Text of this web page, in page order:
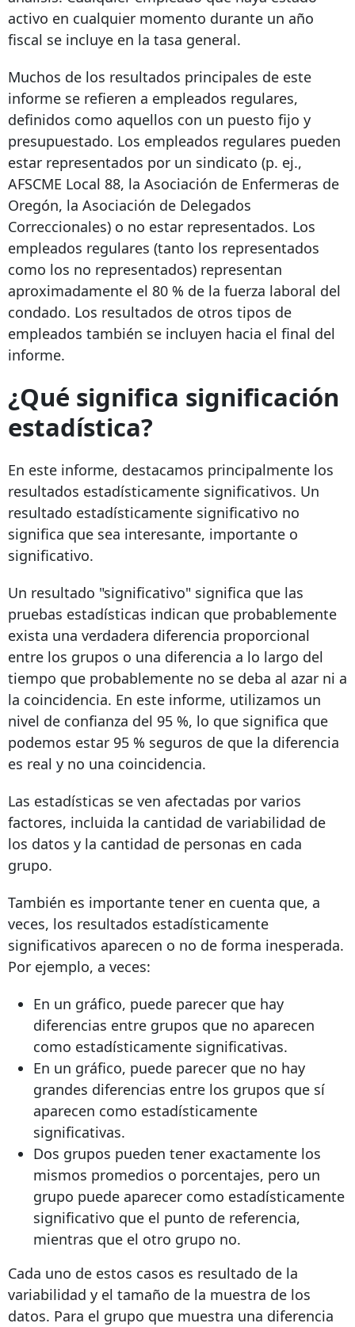
activo en cualquier momento durante un año
fiscal se incluye en la tasa general.
Muchos de los resultados principales de este
informe se refieren a empleados regulares,
definidos como aquellos con un puesto fijo y
presupuestado. Los empleados regulares pueden
estar representados por un sindicato (p. ej.,
AFSCME Local 88, la Asociación de Enfermeras de
Oregón, la Asociación de Delegados
Correccionales) o no estar representados. Los
empleados regulares (tanto los representados
como los no representados) representan
aproximadamente el 80 % de la fuerza laboral del
condado. Los resultados de otros tipos de
empleados también se incluyen hacia el final del
informe.
¿Qué significa significación
estadística?
En este informe, destacamos principalmente los
resultados estadísticamente significativos. Un
resultado estadísticamente significativo no
significa que sea interesante, importante o
significativo.
Un resultado "significativo" significa que las
pruebas estadísticas indican que probablemente
exista una verdadera diferencia proporcional
entre los grupos o una diferencia a lo largo del
tiempo que probablemente no se deba al azar ni a
la coincidencia. En este informe, utilizamos un
nivel de confianza del 95 %, lo que significa que
podemos estar 95 % seguros de que la diferencia
es real y no una coincidencia.
Las estadísticas se ven afectadas por varios
factores, incluida la cantidad de variabilidad de
los datos y la cantidad de personas en cada
grupo.
También es importante tener en cuenta que, a
veces, los resultados estadísticamente
significativos aparecen o no de forma inesperada.
Por ejemplo, a veces:
En un gráfico, puede parecer que hay
diferencias entre grupos que no aparecen
como estadísticamente significativas.
En un gráfico, puede parecer que no hay
grandes diferencias entre los grupos que sí
aparecen como estadísticamente
significativas.
Dos grupos pueden tener exactamente los
mismos promedios o porcentajes, pero un
grupo puede aparecer como estadísticamente
significativo que el punto de referencia,
mientras que el otro grupo no.
Cada uno de estos casos es resultado de la
variabilidad y el tamaño de la muestra de los
datos. Para el grupo que muestra una diferencia